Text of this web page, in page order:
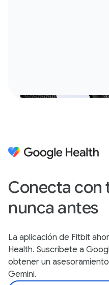
Conecta con
nunca antes
La aplicación de Fitbit
Health. Suscríbete a
obtener un
Gemini.